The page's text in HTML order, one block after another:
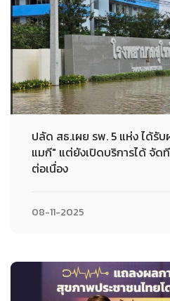
ปลัด สธ.เผย รพ. 5 แห่ง ได้รั
แมกี" แต่ยังเปิดบริการได้ จั
ต่อเนื่อง
08-11-2025